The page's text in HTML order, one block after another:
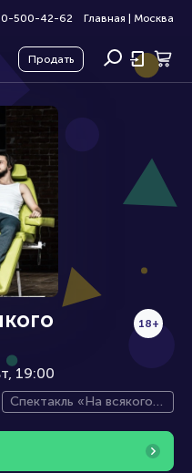
500-42-62 Главная Москва
Продать
18+
19:00
Спектакль «На всякого м